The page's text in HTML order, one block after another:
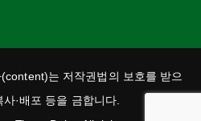
는 저작권법의 보호를 받으
·배포 등을 금합니다.